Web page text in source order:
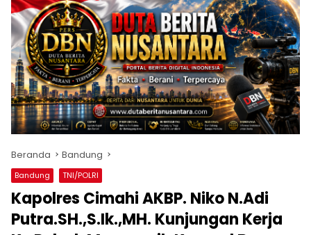
Beranda Bandung
Bandung TNI/POLRI
Kapolres Cimahi AKBP. Niko N.Adi
Putra.SH.,S.Ik.,MH. Kunjungan Kerja